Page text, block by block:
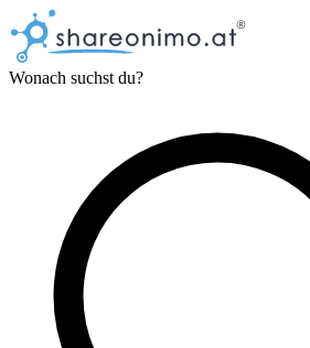
Wonach suchst du?